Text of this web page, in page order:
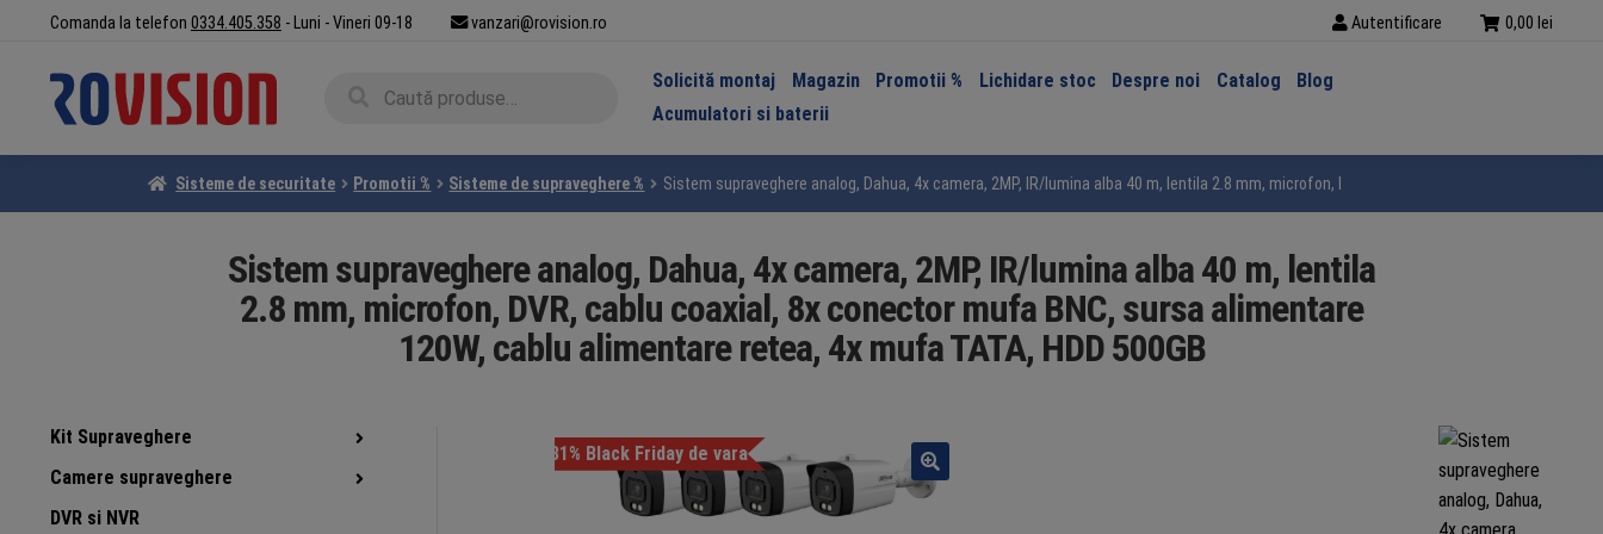
navigare
conținut
Comanda la telefon 0334.405.358 - Luni - Vineri 09-18 vanzari@rovision.ro Autentificare 0,00 lei
Solicită montaj Magazin Promotii % Lichidare stoc Despre noi Catalog
Blog
Acumulatori si baterii
Sisteme de securitate Promotii % Sisteme de supraveghere % Sistem supraveghere analog, Dahua, 4x camera, 2MP, IR/lumina alba 40 m, lentila 2.8 mm, microfon, DVR, cablu coaxial, 8x conector mufa
Sistem supraveghere analog, Dahua, 4x camera, 2MP, IR/lumina alba 40 m, lentila
2.8 mm, microfon, DVR, cablu coaxial, 8x conector mufa BNC, sursa alimentare
120W, cablu alimentare retea, 4x mufa TATA, HDD 500GB
-31% Black Friday de vara
Kit Supraveghere
Camere supraveghere
DVR si NVR